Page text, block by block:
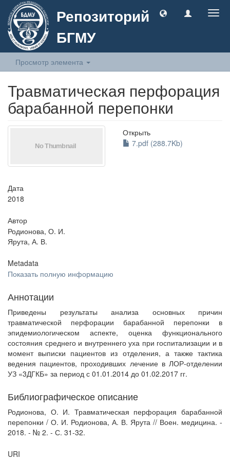
Репозиторий
БГМУ
Просмотр элемента
Травматическая перфорация
барабанной перепонки
Открыть
7.pdf (288.7Kb)
Дата
2018
Автор
Родионова, О. И.
Ярута, А. В.
Metadata
Показать полную информацию
Аннотации
Приведены результаты анализа основных причин
травматической перфорации барабанной перепонки в
эпидемиологическом аспекте, оценка функционального
состояния среднего и внутреннего уха при госпитализации и в
момент выписки пациентов из отделения, а также тактика
ведения пациентов, проходивших лечение в ЛОР-отделении
УЗ «3ДГКБ» за период с 01.01.2014 до 01.02.2017 гг.
Библиографическое описание
Родионова, О. И. Травматическая перфорация барабанной
перепонки / О. И. Родионова, А. В. Ярута // Воен. медицина. -
2018. - № 2. - С. 31-32.
URI